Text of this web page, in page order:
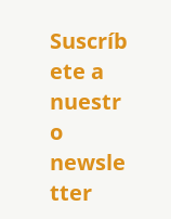
Suscríb
ete a
nuestr
o
newsle
tter